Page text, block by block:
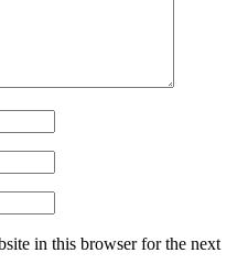
in this browser for the next